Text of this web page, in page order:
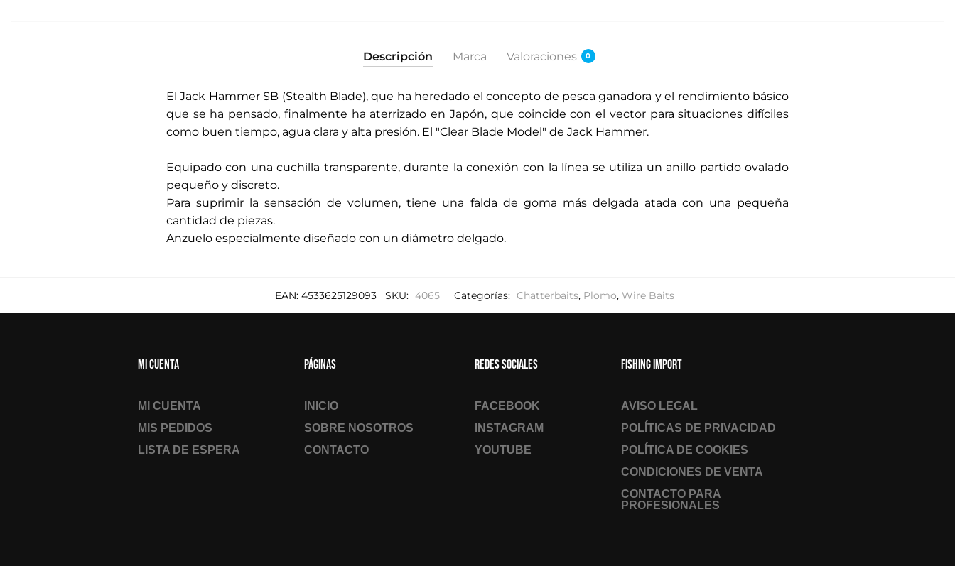
Descripción Marca Valoraciones 0
El Jack Hammer SB (Stealth Blade), que ha heredado el concepto de pesca ganadora y el rendimiento básico
que se ha pensado, finalmente ha aterrizado en Japón, que coincide con el vector para situaciones difíciles
como buen tiempo, agua clara y alta presión. El "Clear Blade Model" de Jack Hammer.
Equipado con una cuchilla transparente, durante la conexión con la línea se utiliza un anillo partido ovalado
pequeño y discreto.
Para suprimir la sensación de volumen, tiene una falda de goma más delgada atada con una pequeña
cantidad de piezas.
Anzuelo especialmente diseñado con un diámetro delgado.
EAN: 4533625129093 SKU: 4065 Categorías: Chatterbaits, Plomo, Wire Baits
Mi cuenta
MI CUENTA
MIS PEDIDOS
LISTA DE ESPERA
Páginas
INICIO
SOBRE NOSOTROS
CONTACTO
Redes sociales
FACEBOOK
INSTAGRAM
YOUTUBE
Fishing Import
AVISO LEGAL
POLÍTICAS DE PRIVACIDAD
POLÍTICA DE COOKIES
CONDICIONES DE VENTA
CONTACTO PARA
PROFESIONALES